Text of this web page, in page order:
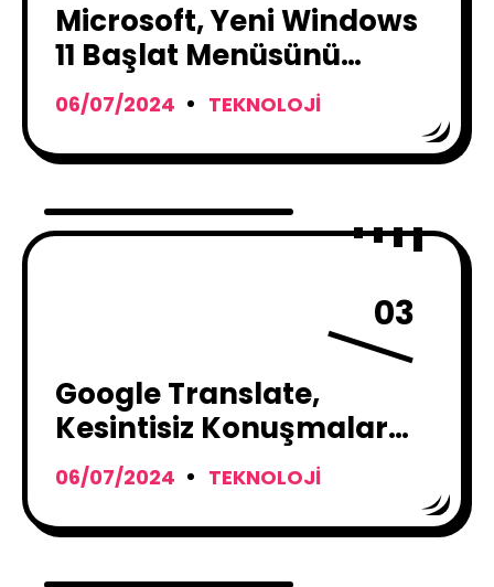
Microsoft, Yeni Windows
11 Başlat Menüsünü
Duyurdu !
06/07/2024 TEKNOLOJI
03
Google Translate,
Kesintisiz Konuşmalar
için “Yüz Yüze” Modunu
Tanıtıyor
06/07/2024 TEKNOLOJI